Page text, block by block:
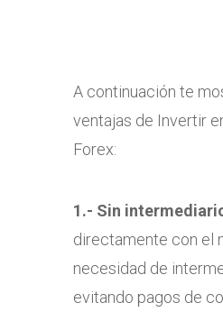
A continuación te
ventajas de Invertir
Forex:
1.- Sin
directamente con el
necesidad de
evitando pagos de